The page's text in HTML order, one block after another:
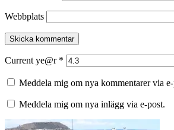
Webbplats
Current ye@r *
Meddela mig om nya kommentarer via
Meddela mig om nya inlägg via e-post.